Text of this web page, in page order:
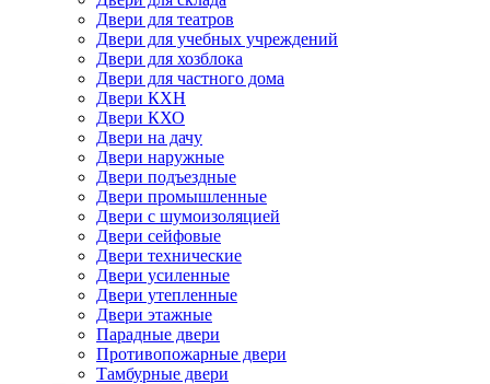
Двери для театров
Двери для учебных учреждений
Двери для хозблока
Двери для частного дома
Двери КХН
Двери КХО
Двери на дачу
Двери наружные
Двери подъездные
Двери промышленные
Двери с шумоизоляцией
Двери сейфовые
Двери технические
Двери усиленные
Двери утепленные
Двери этажные
Парадные двери
Противопожарные двери
Тамбурные двери